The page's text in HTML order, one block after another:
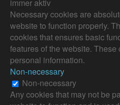
immer aktiv
Necessary cookies are
website to function properly.
cookies that ensures basic
features of the website.
personal information.
Non-necessary
Non-necessary
Any cookies that may not be